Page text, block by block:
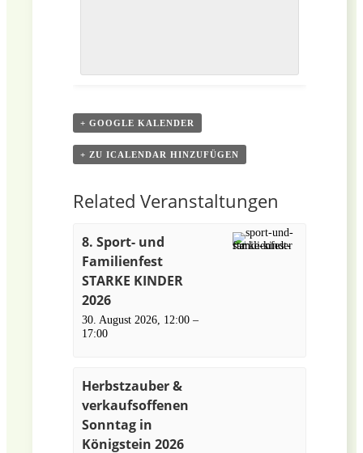
+ GOOGLE KALENDER
+ ZU ICALENDAR HINZUFÜGEN
Related Veranstaltungen
8. Sport- und
Familienfest
STARKE KINDER
2026
30. August 2026, 12:00 –
17:00
Herbstzauber &
verkaufsoffenen
Sonntag in
Königstein 2026